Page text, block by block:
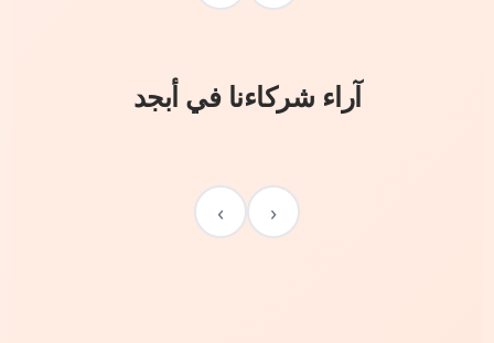
آراء شركاءنا في أبجد
‹
›